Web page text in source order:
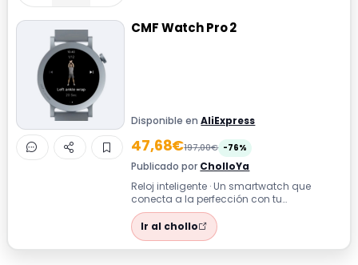
CMF Watch Pro 2
Disponible enAliExpress
47,68€197,00€ -76%
Publicado por CholloYa
Reloj inteligente · Un smartwatch que
conecta a la perfección con tu
smartphone y que nos ofrece integración
y autono...
Ir al chollo